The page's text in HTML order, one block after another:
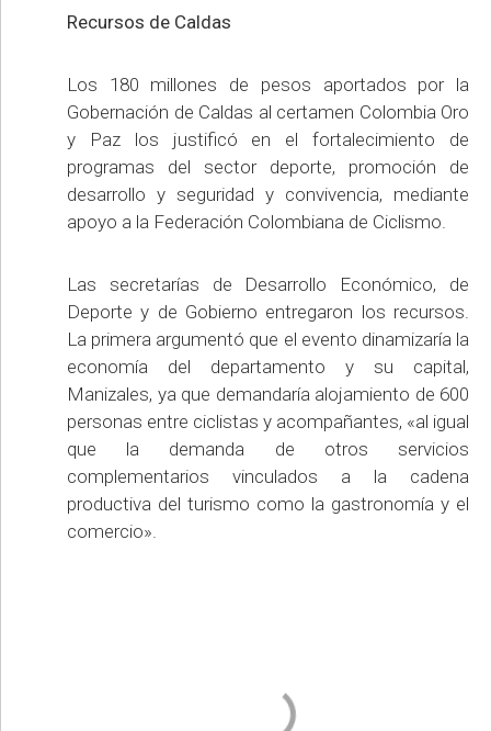
Recursos de Caldas
Los 180 millones de pesos aportados por la
Gobernación de Caldas al certamen Colombia Oro
y Paz los justificó en el fortalecimiento de
programas del sector deporte, promoción de
desarrollo y seguridad y convivencia, mediante
apoyo a la Federación Colombiana de Ciclismo.
Las secretarías de Desarrollo Económico, de
Deporte y de Gobierno entregaron los recursos.
La primera argumentó que el evento dinamizaría la
economía del departamento y su capital,
Manizales, ya que demandaría alojamiento de 600
personas entre ciclistas y acompañantes, «al igual
que la demanda de otros servicios
complementarios vinculados a la cadena
productiva del turismo como la gastronomía y el
comercio».